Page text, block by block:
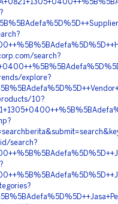
search?
explore?
10?
search?